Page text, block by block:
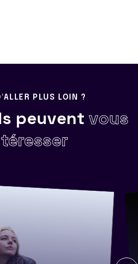
PLUS LOIN ?
peuvent vous